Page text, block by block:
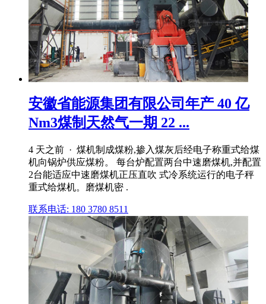
安徽省能源集团有限公司年产 40 亿
Nm3煤制天然气一期 22 ...
4 天之前 · 煤机制成煤粉,掺入煤灰后经电子称重式给煤
机向锅炉供应煤粉。 每台炉配置两台中速磨煤机,并配置
2台能适应中速磨煤机正压直吹 式冷系统运行的电子秤
重式给煤机。磨煤机密 .
联系电话: 180 3780 8511